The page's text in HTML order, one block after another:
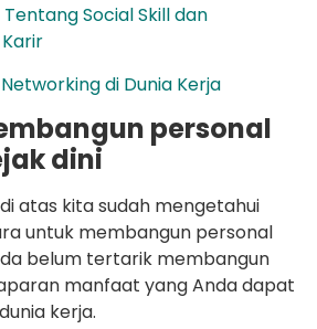
Social Skill dan
di Dunia Kerja
personal
dini
atas kita sudah mengetahui
untuk membangun personal
belum tertarik membangun
manfaat yang Anda dapat
kerja.